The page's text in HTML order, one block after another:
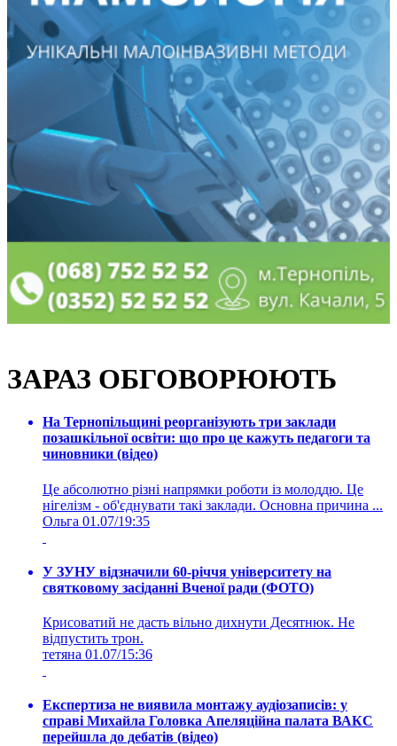
ЗАРАЗ ОБГОВОРЮЮТЬ
На Тернопільщині реорганізують три заклади
позашкільної освіти: що про це кажуть педагоги та
чиновники (відео)
Це абсолютно різні напрямки роботи із молоддю. Це
нігелізм - об'єднувати такі заклади. Основна причина ...
Ольга 01.07/19:35
У ЗУНУ відзначили 60-річчя університету на
святковому засіданні Вченої ради (ФОТО)
Крисоватий не дасть вільно дихнути Десятнюк. Не
відпустить трон.
тетяна 01.07/15:36
Експертиза не виявила монтажу аудіозаписів: у
справі Михайла Головка Апеляційна палата ВАКС
перейшла до дебатів (відео)